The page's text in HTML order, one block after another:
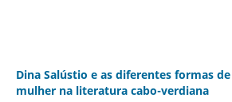
Dina Salústio e as diferentes formas
mulher na literatura cabo-verdiana